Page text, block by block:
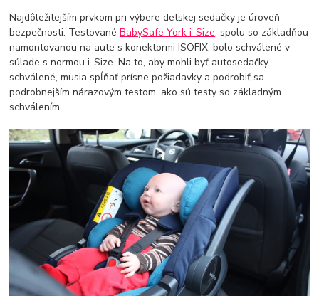
L.O.L. Surprise zberateľské figúrky
L.O.L. OMG L.O.L. OMG Bábiky
Najdôležitejším prvkom pri výbere detskej sedačky je úroveň
bezpečnosti. TestovanéBabySafe York i-Size, spolu so základňou
namontovanou na aute s konektormi ISOFIX, bolo schválené v
súlade s normou i-Size. Na to, aby mohli byť autosedačky
schválené, musia spĺňať prísne požiadavky a podrobiť sa
podrobnejším nárazovým testom, ako sú testy so základným
schválením.